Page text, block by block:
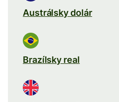
Austrálsky dolár
Brazílsky real